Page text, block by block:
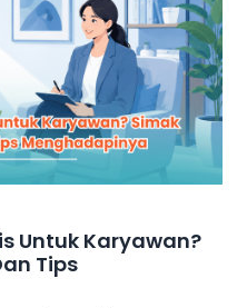
Untuk Karyawan?
Tips